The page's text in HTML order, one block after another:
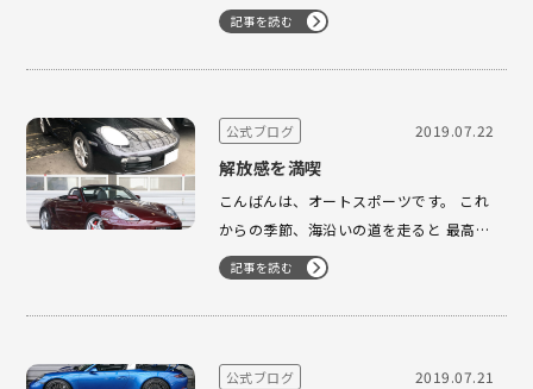
ありがとうございます。 明日は、定休日
ですが ご予約を頂きましたので、オート
スポーツにて商談をさせて頂きます。 SC
記事を読む
公式ブログ 2019.07.22
解放感を満喫
こんばんは、オートスポーツです。 これ
からの季節、海沿いの道を走ると 最高の
解放感を感じる事ができる ボクスターが
入庫中です。 オープンエアの解放感を感
じ 最高のドライブをしてみませんか？
1121 …
記事を読む
公式ブログ 2019.07.21